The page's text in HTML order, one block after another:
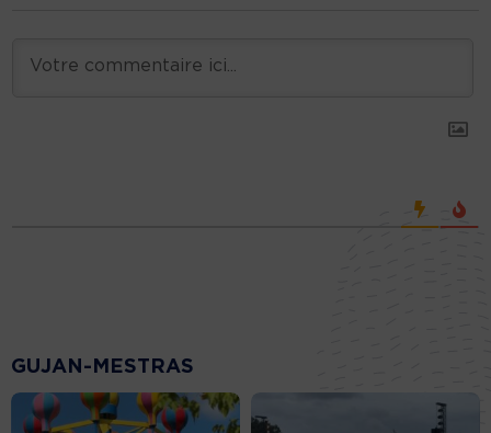
GUJAN-MESTRAS